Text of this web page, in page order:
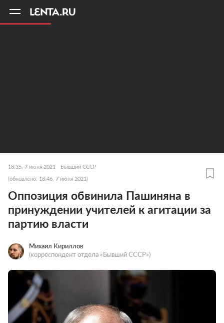
18:35, 7 июня 2021 Бывший СССР
(обновлено: 18:46, 7 июня 2021)
Оппозиция обвинила Пашиняна в
принуждении учителей к агитации за
партию власти
Михаил Кириллов
(корреспондент отдела «Бывший СССР»)